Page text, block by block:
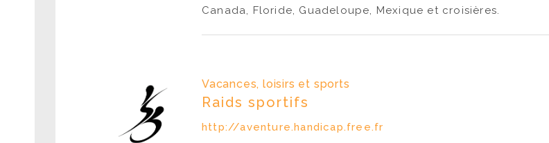
Canada, Floride, Guadeloupe, Mexique et croisières.
Vacances, loisirs et sports
Raids sportifs
http://aventure.handicap.free.fr